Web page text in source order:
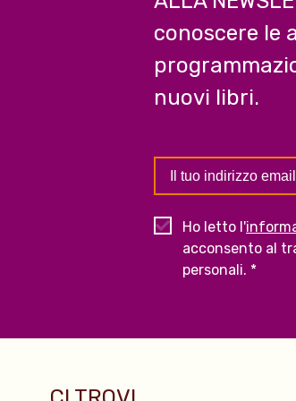
conoscere le
nuovi libri.
Ho letto l'
acconsento al
personali. *